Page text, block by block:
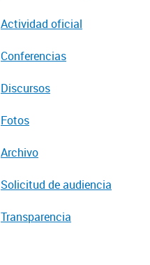
Actividad oficial
Conferencias
Discursos
Fotos
Archivo
Solicitud de audiencia
Transparencia